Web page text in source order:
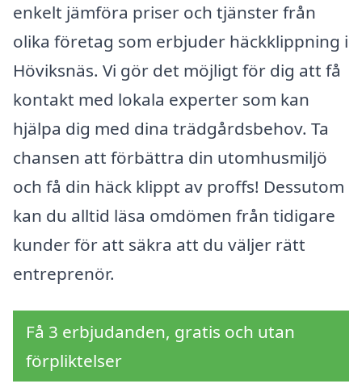
enkelt jämföra priser och tjänster från
olika företag som erbjuder häckklippning i
Höviksnäs. Vi gör det möjligt för dig att få
kontakt med lokala experter som kan
hjälpa dig med dina trädgårdsbehov. Ta
chansen att förbättra din utomhusmiljö
och få din häck klippt av proffs! Dessutom
kan du alltid läsa omdömen från tidigare
kunder för att säkra att du väljer rätt
entreprenör.
Få 3 erbjudanden, gratis och utan
förpliktelser